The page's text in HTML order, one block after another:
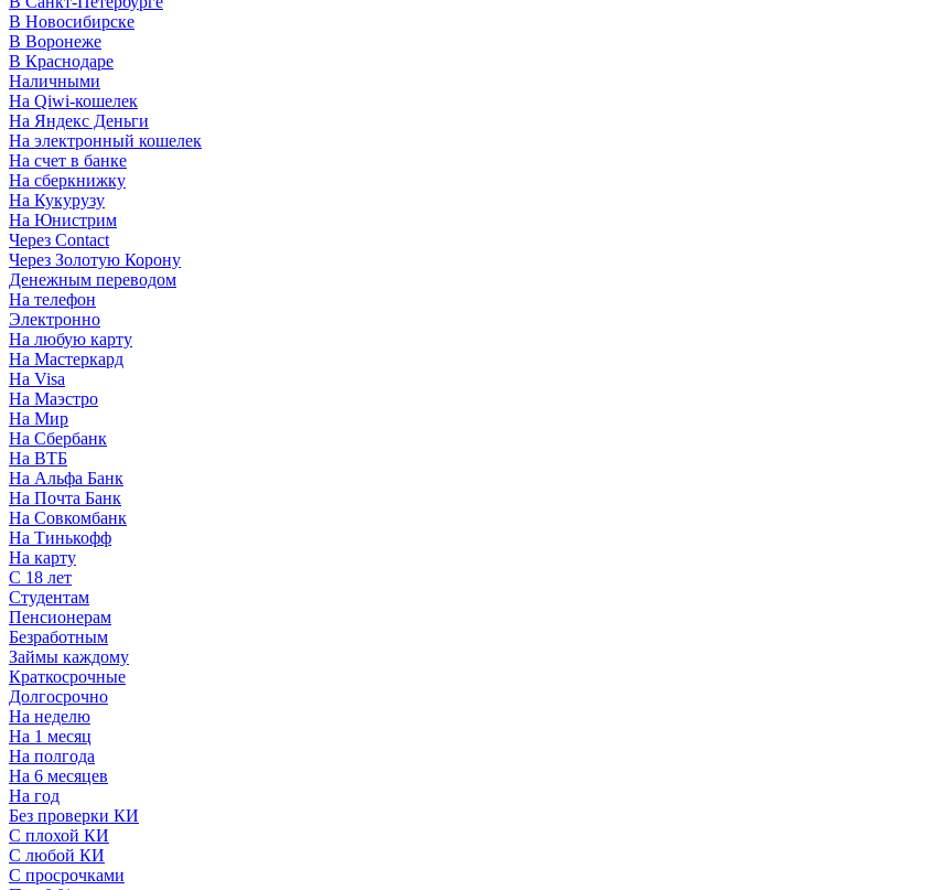
В Новосибирске
В Воронеже
В Краснодаре
Наличными
На Qiwi-кошелек
На Яндекс Деньги
На электронный кошелек
На счет в банке
На сберкнижку
На Кукурузу
На Юнистрим
Через Contact
Через Золотую Корону
Денежным переводом
На телефон
Электронно
На любую карту
На Мастеркард
На Visa
На Маэстро
На Мир
На Сбербанк
На ВТБ
На Альфа Банк
На Почта Банк
На Совкомбанк
На Тинькофф
На карту
С 18 лет
Студентам
Пенсионерам
Безработным
Займы каждому
Краткосрочные
Долгосрочно
На неделю
На 1 месяц
На полгода
На 6 месяцев
На год
Без проверки КИ
С плохой КИ
С любой КИ
С просрочками